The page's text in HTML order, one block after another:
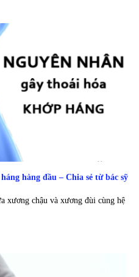
hàng đầu – Chia sẻ từ bác sỹ
xương chậu và xương đùi cùng hệ